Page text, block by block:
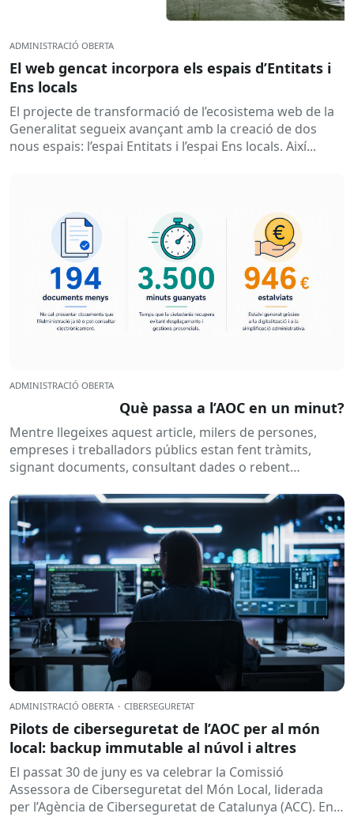
ADMINISTRACIÓ OBERTA
El web gencat incorpora els espais d’Entitats i
Ens locals
El projecte de transformació de l’ecosistema web de la
Generalitat segueix avançant amb la creació de dos
nous espais: l’espai Entitats i l’espai Ens locals. Així...
ADMINISTRACIÓ OBERTA
Què passa a l’AOC en un minut?
Mentre llegeixes aquest article, milers de persones,
empreses i treballadors públics estan fent tràmits,
signant documents, consultant dades o rebent
habitualment...
ADMINISTRACIÓ OBERTA · CIBERSEGURETAT
Pilots de ciberseguretat de l’AOC per al món
local: backup immutable al núvol i altres
El passat 30 de juny es va celebrar la Comissió
Assessora de Ciberseguretat del Món Local, liderada
per l’Agència de Ciberseguretat de Catalunya (ACC). En